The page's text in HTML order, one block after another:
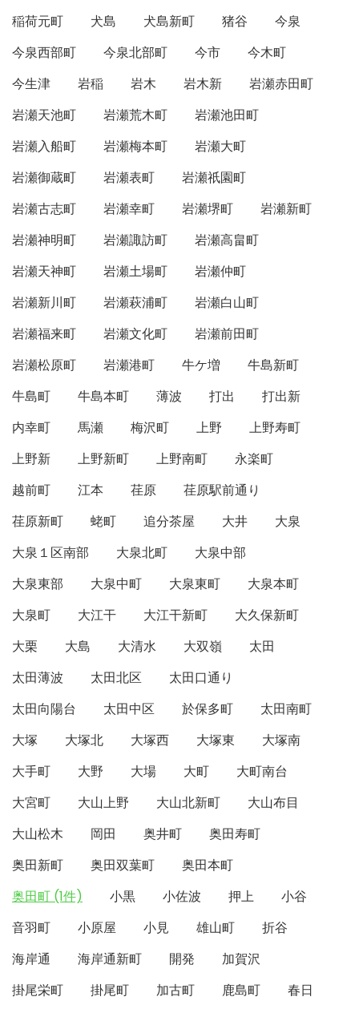
稲荷元町
犬島 犬島新町 猪谷
今泉
今泉西部町
今泉北部町 今市
今木町
今生津
岩稲 岩木 岩木新
岩瀬赤田町
岩瀬天池町
岩瀬荒木町
岩瀬池田町
岩瀬入船町
岩瀬梅本町
岩瀬大町
岩瀬御蔵町
岩瀬表町
岩瀬祇園町
岩瀬古志町
岩瀬幸町 岩瀬堺町
岩瀬新町
岩瀬神明町
岩瀬諏訪町
岩瀬高畠町
岩瀬天神町
岩瀬土場町
岩瀬仲町
岩瀬新川町
岩瀬萩浦町
岩瀬白山町
岩瀬福来町
岩瀬文化町
岩瀬前田町
岩瀬松原町
岩瀬港町 牛ケ増
牛島新町
牛島町
牛島本町 薄波 打出
打出新
内幸町
馬瀬 梅沢町 上野
上野寿町
上野新
上野新町 上野南町
永楽町
越前町
江本 荏原
荏原駅前通り
荏原新町
蛯町 追分茶屋 大井
大泉
大泉１区南部
大泉北町
大泉中部
大泉東部
大泉中町 大泉東町
大泉本町
大泉町
大江干 大江干新町
大久保新町
大栗
大島 大清水 大双嶺
太田
太田薄波
太田北区
太田口通り
太田向陽台
太田中区 於保多町
太田南町
大塚
大塚北 大塚西 大塚東
大塚南
大手町
大野 大場 大町
大町南台
大宮町
大山上野 大山北新町
大山布目
大山松木
岡田 奥井町
奥田寿町
奥田新町
奥田双葉町
奥田本町
奥田町 (1件)
小黒 小佐波 押上
小谷
音羽町
小原屋 小見 雄山町
折谷
海岸通
海岸通新町 開発
加賀沢
掛尾栄町
掛尾町 加古町 鹿島町
春日